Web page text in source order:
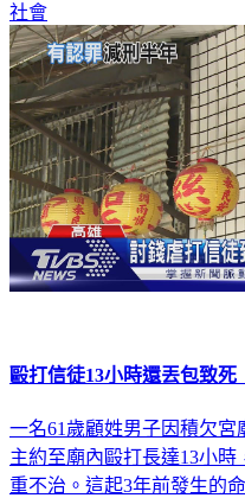
社會
毆打信徒13小時還丟包致
一名61歲顧姓男子因積欠宮
主約至廟內毆打長達13小
重不治。這起3年前發生的